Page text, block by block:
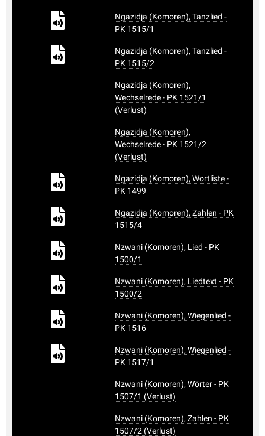
Ngazidja (Komoren), Tanzlied -
PK 1515/1
Ngazidja (Komoren), Tanzlied -
PK 1515/2
Ngazidja (Komoren),
Wechselrede - PK 1521/1
(Verlust)
Ngazidja (Komoren),
Wechselrede - PK 1521/2
(Verlust)
Ngazidja (Komoren), Wortliste -
PK 1499
Ngazidja (Komoren), Zahlen - PK
1515/4
Nzwani (Komoren), Lied - PK
1500/1
Nzwani (Komoren), Liedtext - PK
1500/2
Nzwani (Komoren), Wiegenlied -
PK 1516
Nzwani (Komoren), Wiegenlied -
PK 1517/1
Nzwani (Komoren), Wörter - PK
1507/1 (Verlust)
Nzwani (Komoren), Zahlen - PK
1507/2 (Verlust)